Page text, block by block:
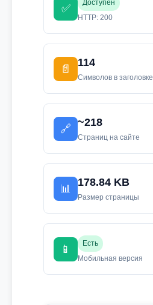
✅
Доступен
HTTP: 200
📄
114
Символов в заголовке
🔗
~218
Страниц на сайте
📊
178.84 KB
Размер страницы
📱
Есть
Мобильная версия